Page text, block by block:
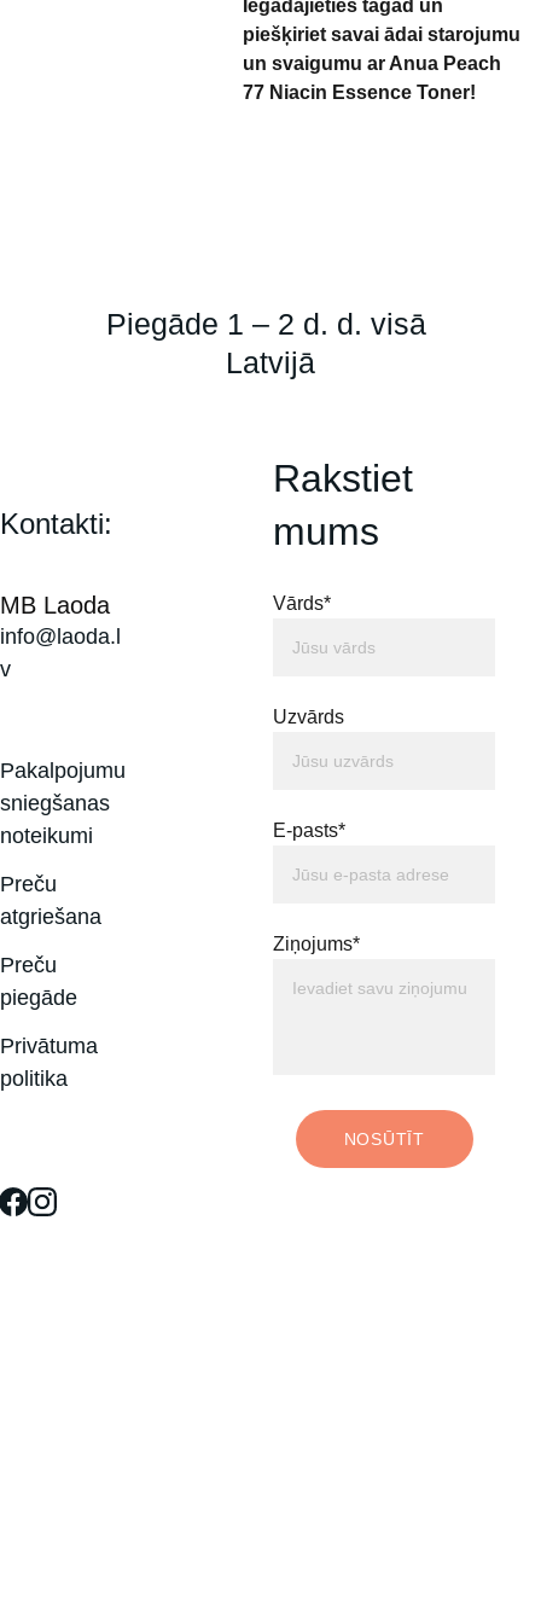
Iegādājieties tagad un
piešķiriet savai ādai starojumu
un svaigumu ar Anua Peach
77 Niacin Essence Toner!
Rakstiet
mums
Vārds*
Uzvārds
E-pasts*
Ziņojums*
NOSŪTĪT
MB Laoda
Kontakti:
info@laoda.l
v
Pakalpojumu
sniegšanas
noteikumi
Preču
atgriešana
Preču
piegāde
Privātuma
politika
Piegāde 1 – 2 d. d. visā
Latvijā